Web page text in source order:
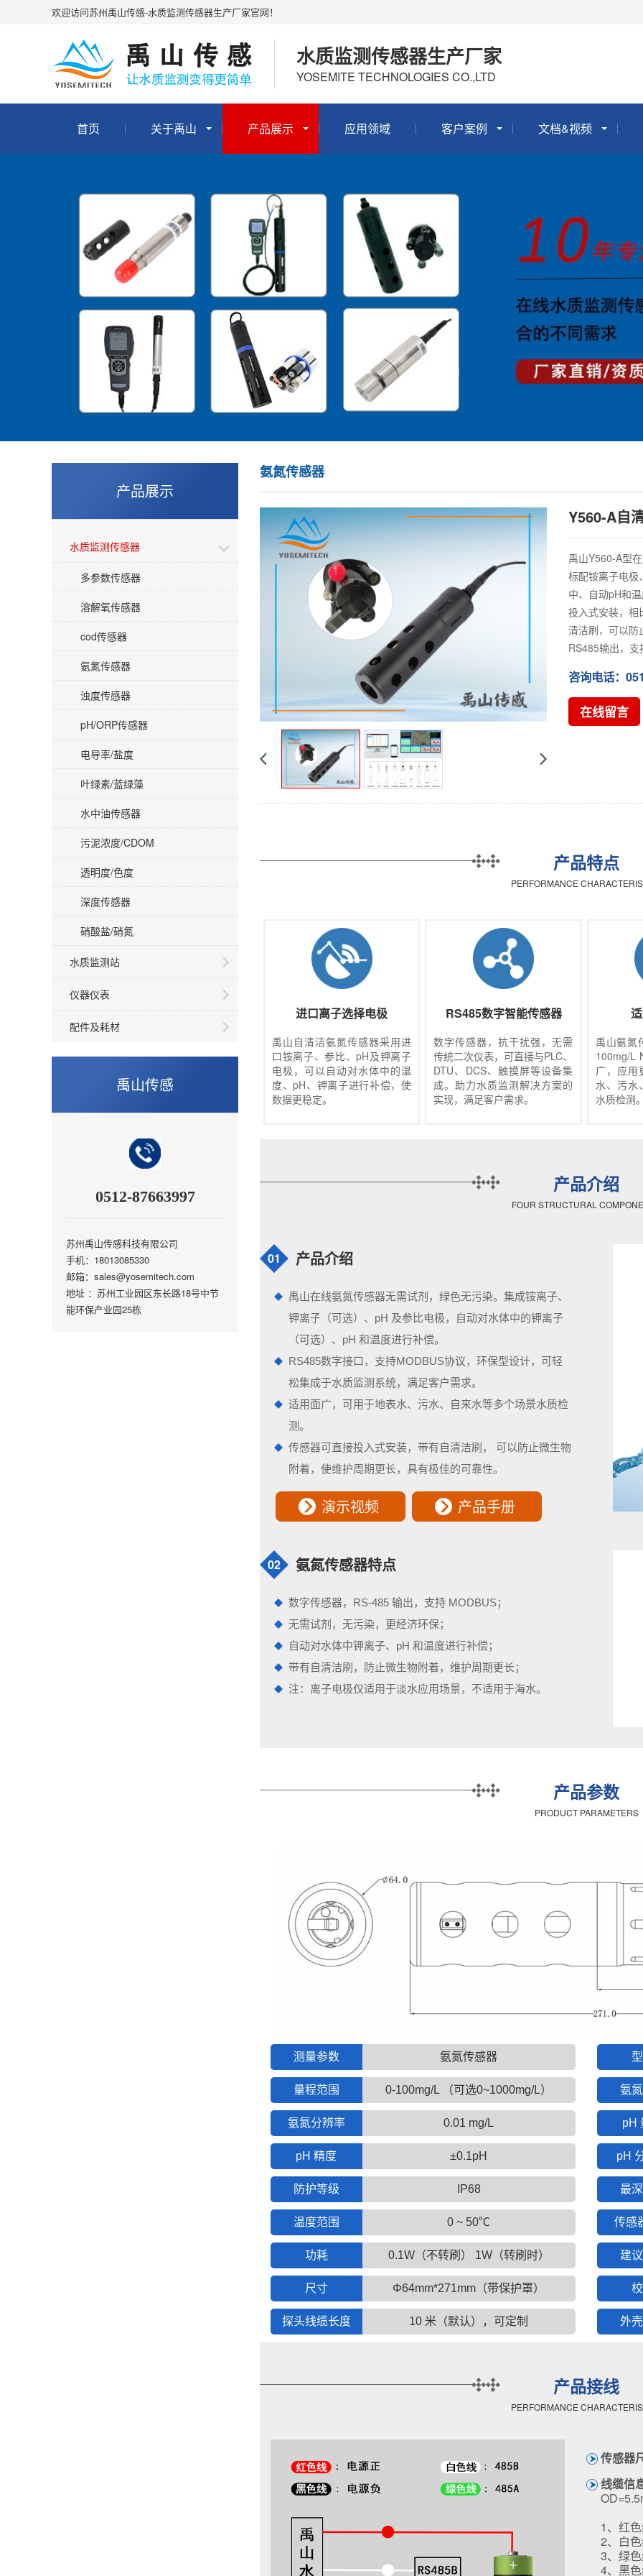
欢迎访问苏州禹山传感-水质监测传感器生产厂家官网！
水质监测传感器生产厂家
YOSEMITE TECHNOLOGIES CO.,LTD
首页 关于禹山 产品展示 应用领域 客户案例 文档&视频
产品展示
水质监测传感器
多参数传感器
溶解氧传感器
cod传感器
氨氮传感器
浊度传感器
pH/ORP传感器
电导率/盐度
叶绿素/蓝绿藻
水中油传感器
污泥浓度/CDOM
透明度/色度
深度传感器
硝酸盐/硝氮
水质监测站
仪器仪表
配件及耗材
禹山传感
0512-87663997
苏州禹山传感科技有限公司
手机：18013085330
邮箱：sales@yosemitech.com
地址 ：苏州工业园区东长路18号中节
能环保产业园25栋
氨氮传感器
Y560-A自
禹山Y560-A型
标配铵离子电极
中、自动pH和
投入式安装，相
清洁刷，可以防
RS485输出，
咨询电话：
在线留言
产品特点
PERFORMANCE
进口离子选择电极
禹山自清洁氨氮传感器采用进
口铵离子、参比、pH及钾离子
电极，可以自动对水体中的温
度、pH、钾离子进行补偿，使
数据更稳定。
RS485数字智能传感器
数字传感器，抗干扰强，无需
传统二次仪表，可直接与PLC、
DTU、DCS、触摸屏等设备集
成。助力水质监测解决方案的
实现，满足客户需求。
禹山氨氮
100mg/L
广，应用
水、污水
水质检测
产品介绍
FOUR STRUCTURAL
01 产品介绍
禹山在线氨氮传感器无需试剂，绿色无污染。集成铵离子、
钾离子（可选）、pH 及参比电极，自动对水体中的钾离子
（可选）、pH 和温度进行补偿。
RS485数字接口，支持MODBUS协议，环保型设计，可轻
松集成于水质监测系统，满足客户需求。
适用面广，可用于地表水、污水、自来水等多个场景水质检
测。
传感器可直接投入式安装，带有自清洁刷， 可以防止微生物
附着，使维护周期更长，具有极佳的可靠性。
演示视频 产品手册
02 氨氮传感器特点
数字传感器，RS-485 输出，支持 MODBUS；
无需试剂，无污染，更经济环保；
自动对水体中钾离子、pH 和温度进行补偿；
带有自清洁刷，防止微生物附着，维护周期更长；
注：离子电极仅适用于淡水应用场景，不适用于海水。
产品参数
PRODUCT PARAMETERS
测量参数 氨氮传感器
量程范围 0-100mg/L （可选0~1000mg/L） 氨
氨氮分辨率 0.01 mg/L pH
pH 精度 ±0.1pH pH
防护等级 IP68 最
温度范围 0 ~ 50℃ 传感
功耗 0.1W（不转刷） 1W（转刷时） 建
尺寸 Φ64mm*271mm（带保护罩）
探头线缆长度 10 米（默认），可定制 外
产品接线
PERFORMANCE
传感器
线缆信
1、红
2、白
3、绿
4、黑